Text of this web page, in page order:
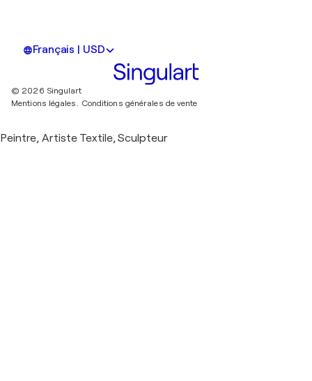
Français | USD
© 2026 Singulart
Mentions légales. Conditions générales de vente
Peintre, Artiste Textile, Sculpteur